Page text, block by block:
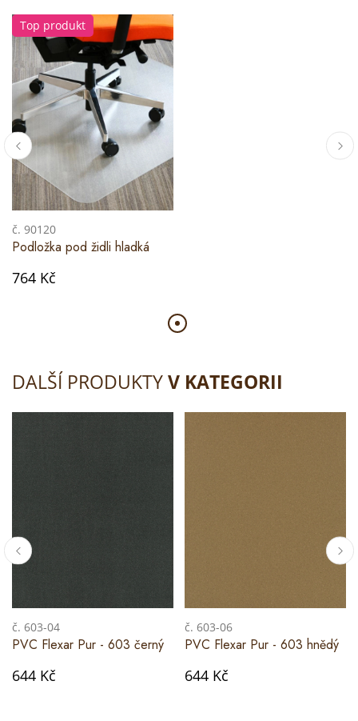
Top produkt
č. 90120
Podložka pod židli hladká
764 Kč
DALŠÍ PRODUKTYV KATEGORII
č. 603-04
PVC Flexar Pur - 603 černý
644 Kč
č. 603-06
PVC Flexar Pur - 603 hnědý
644 Kč